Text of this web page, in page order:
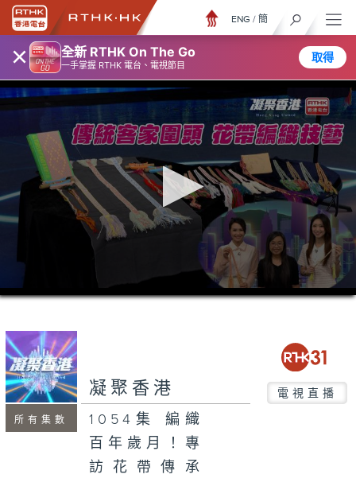
× 全新 RTHK On The Go
一手掌握 RTHK 電台、電視節目
取得
ENG / 簡
0
seconds
minutes,
7
seconds
所有集數
凝聚香港 電視直播
1054集 編織
百年歲月！專
訪花帶傳承